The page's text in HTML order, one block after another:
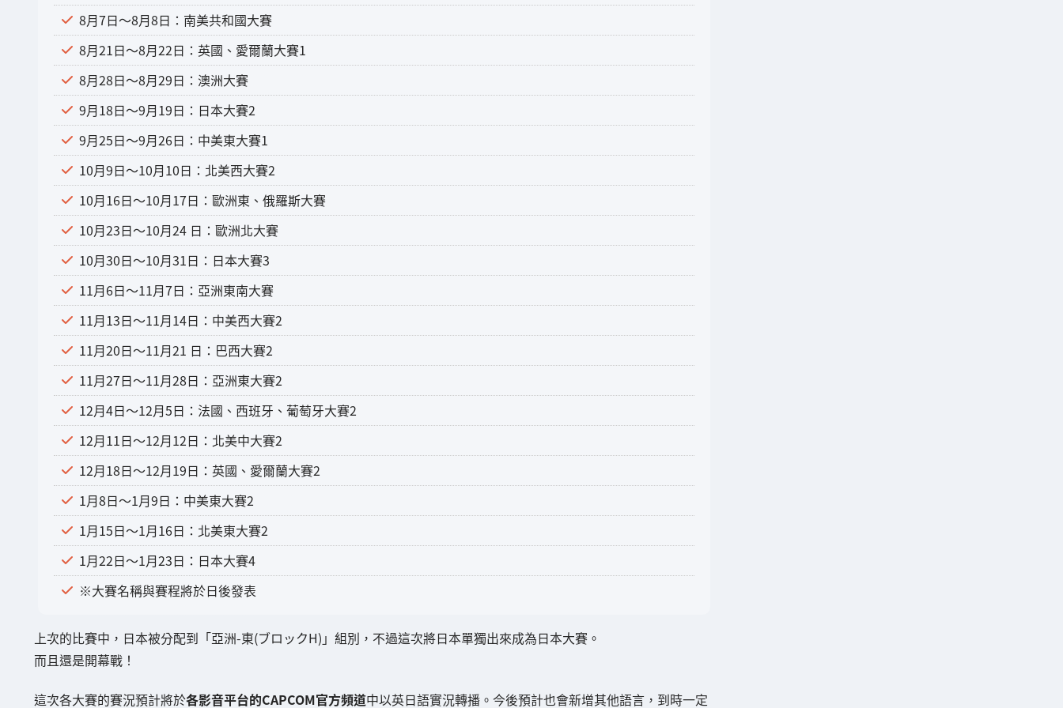
8月7日～8月8日：南美共和國大賽
8月21日～8月22日：英國、愛爾蘭大賽1
8月28日～8月29日：澳洲大賽
9月18日～9月19日：日本大賽2
9月25日～9月26日：中美東大賽1
10月9日～10月10日：北美西大賽2
10月16日～10月17日：歐洲東、俄羅斯大賽
10月23日～10月24 日：歐洲北大賽
10月30日～10月31日：日本大賽3
11月6日～11月7日：亞洲東南大賽
11月13日～11月14日：中美西大賽2
11月20日～11月21 日：巴西大賽2
11月27日～11月28日：亞洲東大賽2
12月4日～12月5日：法國、西班牙、葡萄牙大賽2
12月11日～12月12日：北美中大賽2
12月18日～12月19日：英國、愛爾蘭大賽2
1月8日～1月9日：中美東大賽2
1月15日～1月16日：北美東大賽2
1月22日～1月23日：日本大賽4
※大賽名稱與賽程將於日後發表
上次的比賽中，日本被分配到「亞洲-東(ブロックH)」組別，不過這次將日本單獨出來成為日本大賽。
而且還是開幕戰！
這次各大賽的賽況預計將於各影音平台的CAPCOM官方頻道中以英日語實況轉播。今後預計也會新增其他語言，到時一定